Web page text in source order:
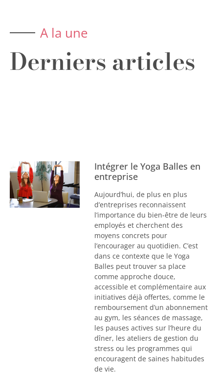
A la une
Derniers articles
Intégrer le Yoga Balles en
entreprise
Aujourd’hui, de plus en plus
d’entreprises reconnaissent
l’importance du bien-être de leurs
employés et cherchent des
moyens concrets pour
l’encourager au quotidien. C’est
dans ce contexte que le Yoga
Balles peut trouver sa place
comme approche douce,
accessible et complémentaire aux
initiatives déjà offertes, comme le
remboursement d’un abonnement
au gym, les séances de massage,
les pauses actives sur l’heure du
dîner, les ateliers de gestion du
stress ou les programmes qui
encouragent de saines habitudes
de vie.